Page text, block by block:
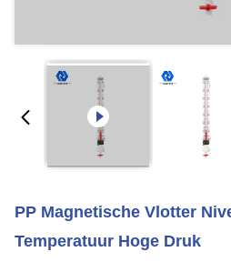
PP Magnetische Vlotter
Temperatuur Hoge Druk